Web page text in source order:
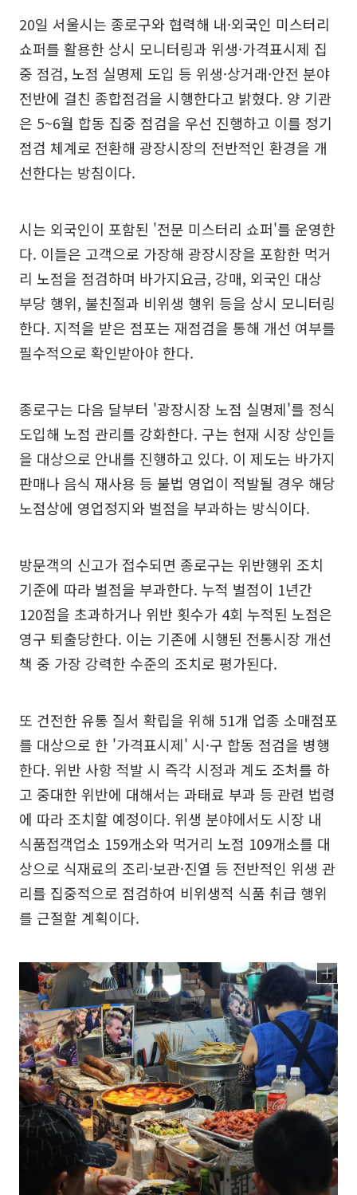
20일 서울시는 종로구와 협력해 내·외국인 미스터리
쇼퍼를 활용한 상시 모니터링과 위생·가격표시제 집
중 점검, 노점 실명제 도입 등 위생·상거래·안전 분야
전반에 걸친 종합점검을 시행한다고 밝혔다. 양 기관
은 5~6월 합동 집중 점검을 우선 진행하고 이를 정기
점검 체계로 전환해 광장시장의 전반적인 환경을 개
선한다는 방침이다.
시는 외국인이 포함된 '전문 미스터리 쇼퍼'를 운영한
다. 이들은 고객으로 가장해 광장시장을 포함한 먹거
리 노점을 점검하며 바가지요금, 강매, 외국인 대상
부당 행위, 불친절과 비위생 행위 등을 상시 모니터링
한다. 지적을 받은 점포는 재점검을 통해 개선 여부를
필수적으로 확인받아야 한다.
종로구는 다음 달부터 '광장시장 노점 실명제'를 정식
도입해 노점 관리를 강화한다. 구는 현재 시장 상인들
을 대상으로 안내를 진행하고 있다. 이 제도는 바가지
판매나 음식 재사용 등 불법 영업이 적발될 경우 해당
노점상에 영업정지와 벌점을 부과하는 방식이다.
방문객의 신고가 접수되면 종로구는 위반행위 조치
기준에 따라 벌점을 부과한다. 누적 벌점이 1년간
120점을 초과하거나 위반 횟수가 4회 누적된 노점은
영구 퇴출당한다. 이는 기존에 시행된 전통시장 개선
책 중 가장 강력한 수준의 조치로 평가된다.
또 건전한 유통 질서 확립을 위해 51개 업종 소매점포
를 대상으로 한 '가격표시제' 시·구 합동 점검을 병행
한다. 위반 사항 적발 시 즉각 시정과 계도 조처를 하
고 중대한 위반에 대해서는 과태료 부과 등 관련 법령
에 따라 조치할 예정이다. 위생 분야에서도 시장 내
식품접객업소 159개소와 먹거리 노점 109개소를 대
상으로 식재료의 조리·보관·진열 등 전반적인 위생 관
리를 집중적으로 점검하여 비위생적 식품 취급 행위
를 근절할 계획이다.